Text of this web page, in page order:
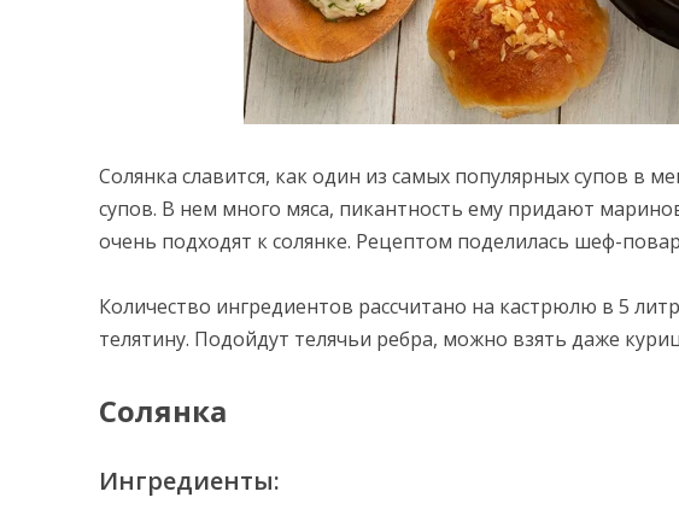
Солянка славится, как один из самых популярных супов в
супов. В нем много мяса, пикантность ему придают
очень подходят к солянке. Рецептом поделилась шеф-
Количество ингредиентов рассчитано на кастрюлю в 5
телятину. Подойдут телячьи ребра, можно взять даже
Солянка
Ингредиенты: